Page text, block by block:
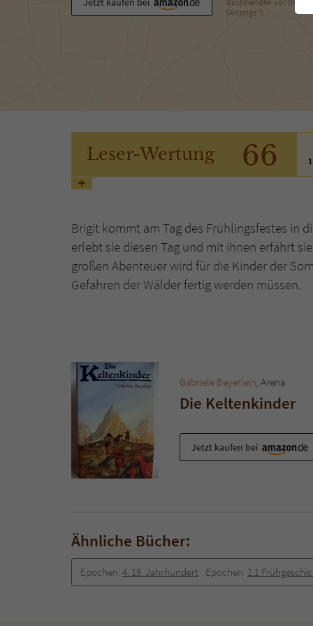
(Anzeige*)
Leser-Wertung 66
1
Brigit kommt am Tag des Frühlingsfestes in
erlebt sie diesen Tag und mit ihnen erfährt
großen Abenteuer wird für die Kinder der
Gefahren der Wälder fertig werden müssen.
Gabriele Beyerlein, Arena
Die Keltenkinder
Jetzt kaufen bei
Ähnliche Bücher:
Epochen: 4. 19. Jahrhundert Epochen: 1.1